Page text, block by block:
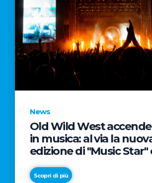
News
Old Wild West
in musica: al via la
edizione di "Music Star"
prestigiose partnership
Radio Italia e Live Nation
Scopri di più